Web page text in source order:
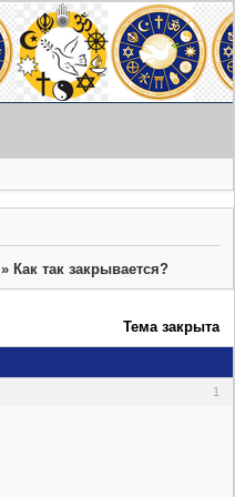
»Как так закрывается?
Тема закрыта
1